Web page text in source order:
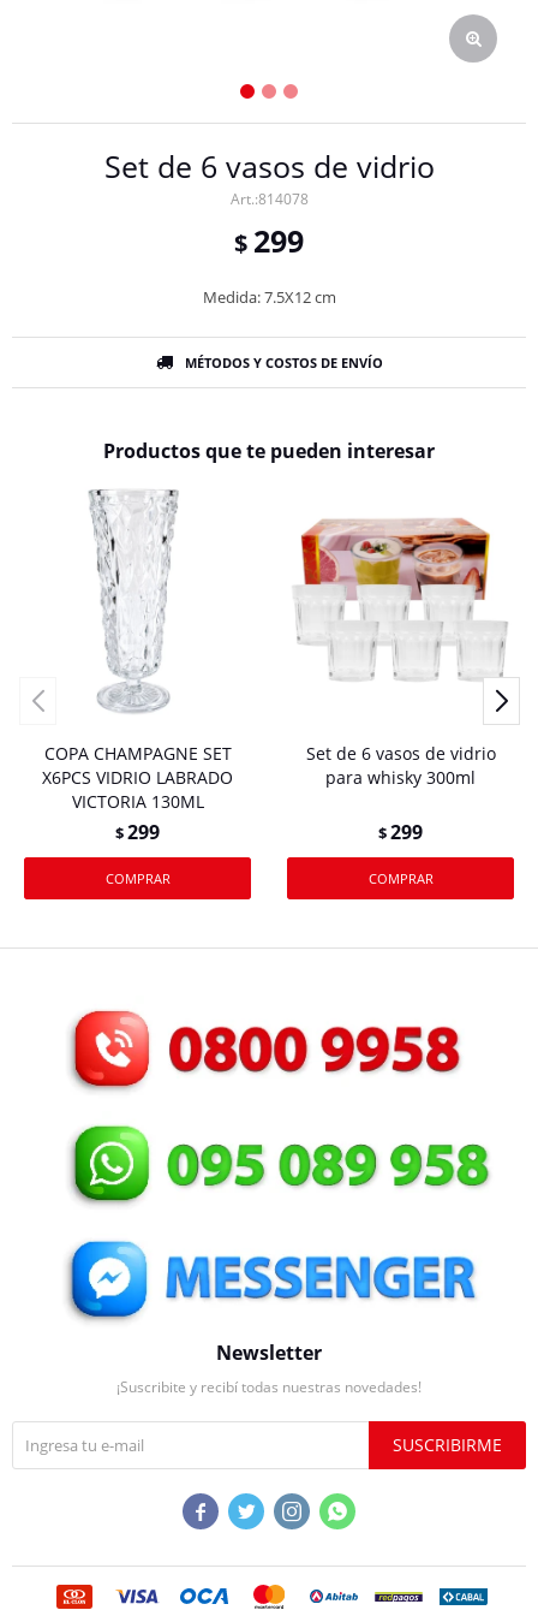
Set de 6 vasos de vidrio
814078
$ 299
Medida: 7.5X12 cm
MÉTODOS Y COSTOS DE ENVÍO
Productos que te pueden interesar
COPA CHAMPAGNE SET
X6PCS VIDRIO LABRADO
VICTORIA 130ML
$299
Set de 6 vasos de vidrio
para whisky 300ml
$299
Newsletter
¡Suscribite y recibí todas nuestras novedades!
SUSCRIBIRME
   